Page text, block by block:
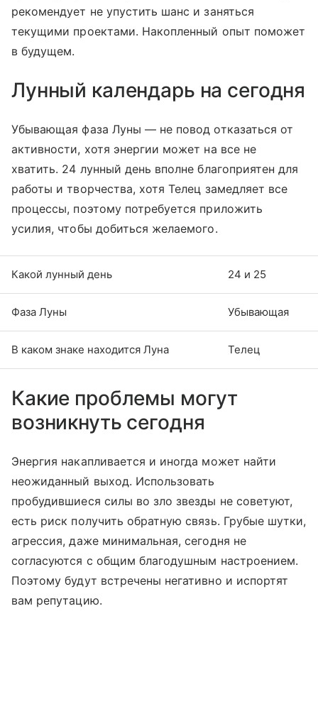
рекомендует не упустить шанс и заняться
текущими проектами. Накопленный опыт поможет
в будущем.
Лунный календарь на сегодня
Убывающая фаза Луны — не повод отказаться от
активности, хотя энергии может на все не
хватить. 24 лунный день вполне благоприятен для
работы и творчества, хотя Телец замедляет все
процессы, поэтому потребуется приложить
усилия, чтобы добиться желаемого.
Какой лунный день 24 и 25
Фаза Луны Убывающая
В каком знаке находится Луна Телец
Какие проблемы могут
возникнуть сегодня
Энергия накапливается и иногда может найти
неожиданный выход. Использовать
пробудившиеся силы во зло звезды не советуют,
есть риск получить обратную связь. Грубые шутки,
агрессия, даже минимальная, сегодня не
согласуются с общим благодушным настроением.
Поэтому будут встречены негативно и испортят
вам репутацию.